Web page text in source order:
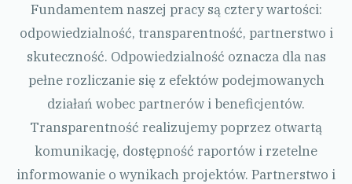
Fundamentem naszej pracy są cztery wartości:
odpowiedzialność, transparentność, partnerstwo i
skuteczność. Odpowiedzialność oznacza dla nas
pełne rozliczanie się z efektów podejmowanych
działań wobec partnerów i beneficjentów.
Transparentność realizujemy poprzez otwartą
komunikację, dostępność raportów i rzetelne
informowanie o wynikach projektów. Partnerstwo i